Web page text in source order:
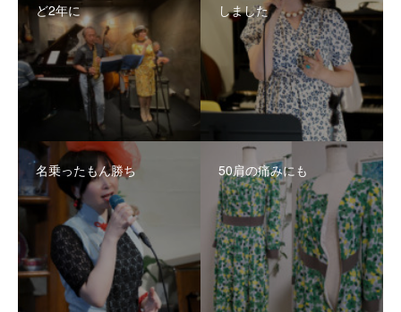
ど2年に
しました
名乗ったもん勝ち 50肩の痛みにも